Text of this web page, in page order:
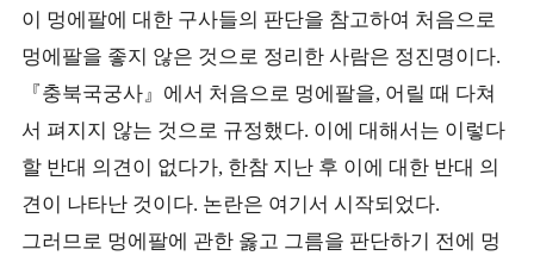
이 멍에팔에 대한 구사들의 판단을 참고하여 처음으로
멍에팔을 좋지 않은 것으로 정리한 사람은 정진명이다.
『충북국궁사』 에서 처음으로 멍에팔을, 어릴 때 다쳐
서 펴지지 않는 것으로 규정했다. 이에 대해서는 이렇다
할 반대 의견이 없다가, 한참 지난 후 이에 대한 반대 의
견이 나타난 것이다. 논란은 여기서 시작되었다.
그러므로 멍에팔에 관한 옳고 그름을 판단하기 전에 멍